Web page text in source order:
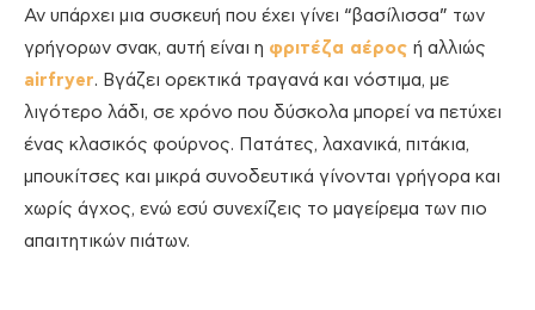
Αν υπάρχει μια συσκευή που έχει γίνει “βασίλισσα” των
γρήγορων σνακ, αυτή είναι η φριτέζα αέρος ή αλλιώς
airfryer. Βγάζει ορεκτικά τραγανά και νόστιμα, με
λιγότερο λάδι, σε χρόνο που δύσκολα μπορεί να πετύχει
ένας κλασικός φούρνος. Πατάτες, λαχανικά, πιτάκια,
μπουκίτσες και μικρά συνοδευτικά γίνονται γρήγορα και
χωρίς άγχος, ενώ εσύ συνεχίζεις το μαγείρεμα των πιο
απαιτητικών πιάτων.